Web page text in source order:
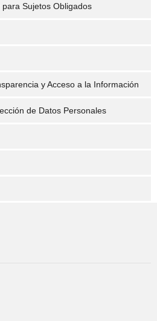
Sujetos Obligados
y Acceso a la Información
de Datos Personales